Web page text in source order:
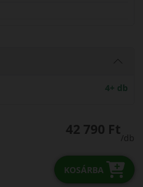
4+ db
42 790 Ft
/db
KOSÁRBA